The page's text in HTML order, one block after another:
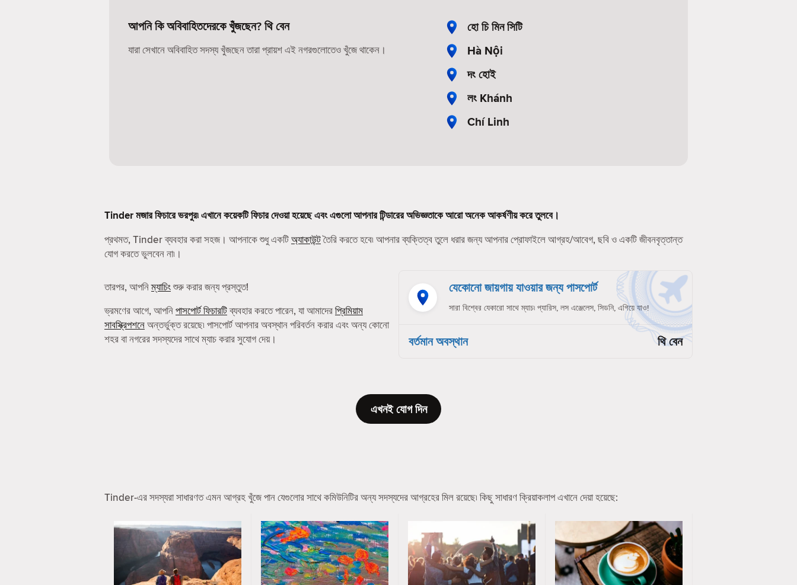
আপনি কি অবিবাহিতদেরকে খুঁজছেন? থি বেন
যারা সেখানে অবিবাহিত সদস্য খুঁজছেন তারা প্রায়শ এই নগরগুলোতেও খুঁজে থাকেন।
হো চি মিন সিটি
Hà Nội
দং হোই
লং Khánh
Chí Linh
Tinder মজার ফিচারে ভরপুর৷ এখানে কয়েকটি ফিচার দেওয়া হয়েছে এবং এগুলো আপনার টিন্ডারের অভিজ্ঞতাকে আরো অনেক আকর্ষণীয় করে তুলবে।
প্রথমত, Tinder ব্যবহার করা সহজ। আপনাকে শুধু একটিঅ্যাকাউন্টতৈরি করতে হবে৷ আপনার ব্যক্তিত্ব তুলে ধরার জন্য আপনার প্রোফাইলে আগ্রহ/আবেগ, ছবি ও একটি জীবনবৃত্তান্ত
যোগ করতে ভুলবেন না৷।
তারপর, আপনিম্যাচিংশুরু করার জন্য প্রস্তুত!
ভ্রমণের আগে, আপনিপাসপোর্ট ফিচারটিব্যবহার করতে পারেন, যা আমাদেরপ্রিমিয়াম
সাবস্ক্রিপশনেঅন্তর্ভুক্ত রয়েছে৷ পাসপোর্ট আপনার অবস্থান পরিবর্তন করার এবং অন্য কোনো
শহর বা নগরের সদস্যদের সাথে ম্যাচ করার সুযোগ দেয়।
যেকোনো জায়গায় যাওয়ার জন্য পাসপোর্ট
সারা বিশ্বের যেকারো সাথে ম্যাচ৷ প্যারিস, লস এঞ্জেলেস, সিডনি, এগিয়ে যাও!
বর্তমান অবস্থান থি বেন
এখনই যোগ দিন
Tinder-এর সদস্যরা সাধারণত এমন আগ্রহ খুঁজে পান যেগুলোর সাথে কমিউনিটির অন্য সদস্যদের আগ্রহের মিল রয়েছে৷ কিছু সাধারণ ক্রিয়াকলাপ এখানে দেয়া হয়েছে: